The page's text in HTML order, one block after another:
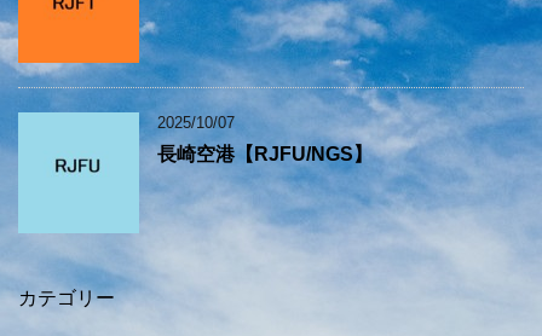
2025/10/07
長崎空港【RJFU/NGS】
カテゴリー